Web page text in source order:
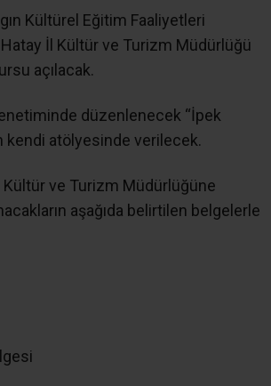
Kültürel Eğitim Faaliyetleri
Hatay İl Kültür ve Turizm Müdürlüğü
açılacak.
düzenlenecek “İpek
kendi atölyesinde verilecek.
Kültür ve Turizm Müdürlüğüne
aşağıda belirtilen belgelerle